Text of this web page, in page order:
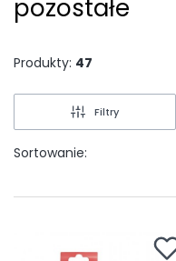
pozostałe
Produkty: 47
Filtry
Sortowanie: